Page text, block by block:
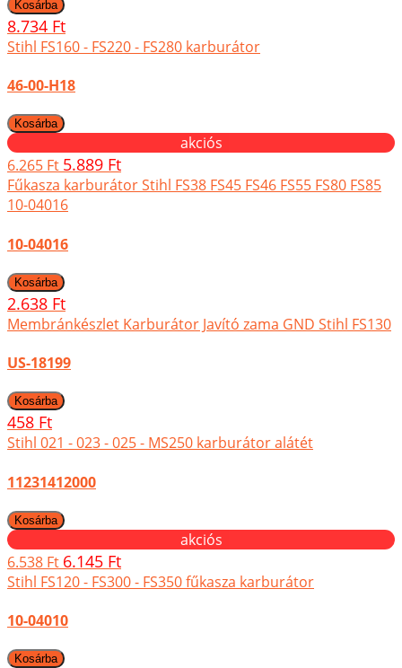
8.734 Ft
Stihl FS160 - FS220 - FS280 karburátor
46-00-H18
akciós
6.265 Ft 5.889 Ft
Fűkasza karburátor Stihl FS38 FS45 FS46 FS55 FS80 FS85
10-04016
10-04016
2.638 Ft
Membránkészlet Karburátor Javító zama GND Stihl FS130
US-18199
458 Ft
Stihl 021 - 023 - 025 - MS250 karburátor alátét
11231412000
akciós
6.538 Ft 6.145 Ft
Stihl FS120 - FS300 - FS350 fűkasza karburátor
10-04010